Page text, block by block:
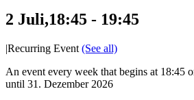
2 Juli,18:45 - 19:45
|Recurring Event (See all)
An event every week that begins at 18:45
until 31. Dezember 2026